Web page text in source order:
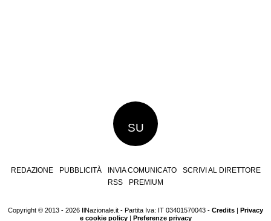
SU
REDAZIONE PUBBLICITÀ INVIA COMUNICATO
SCRIVI AL DIRETTORE
RSS
PREMIUM
Copyright © 2013 - 2026 IlNazionale.it - Partita Iva: IT 03401570043 - Credits | Privacy
e cookie policy| Preferenze privacy